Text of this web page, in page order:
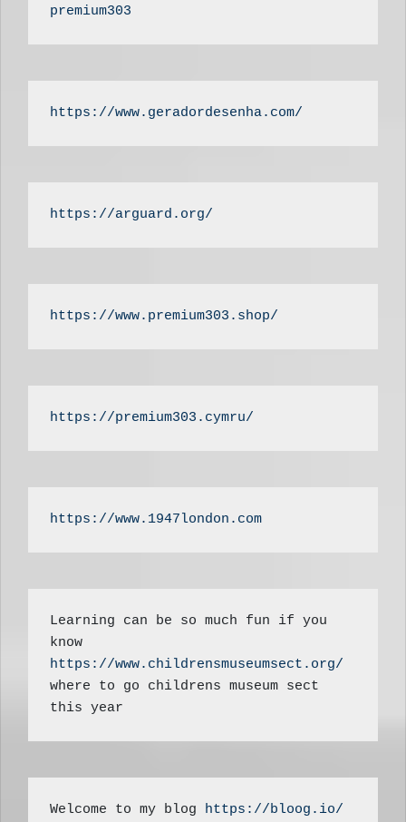
premium303
https://www.geradordesenha.com/
https://arguard.org/
https://www.premium303.shop/
https://premium303.cymru/
https://www.1947london.com
Learning can be so much fun if you
https://www.childrensmuseumsect.org/
where to go childrens museum sect
this year
Welcome to my blog